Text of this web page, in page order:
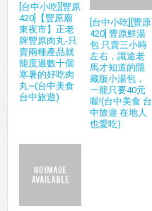
[台中小吃][豐原
420]【豐原廟
東夜市】正老
牌豐原肉丸-只
賣兩種產品就
能度過數十個
寒暑的好吃肉
丸~(台中美食
台中旅遊)
[台中小吃][豐原
420] 豐原鮮湯
包 只賣三小時
左右，識途老
馬才知道的隱
藏版小湯包，
一籠只要40元
喔!(台中美食 台
中旅遊 在地人
也愛吃)